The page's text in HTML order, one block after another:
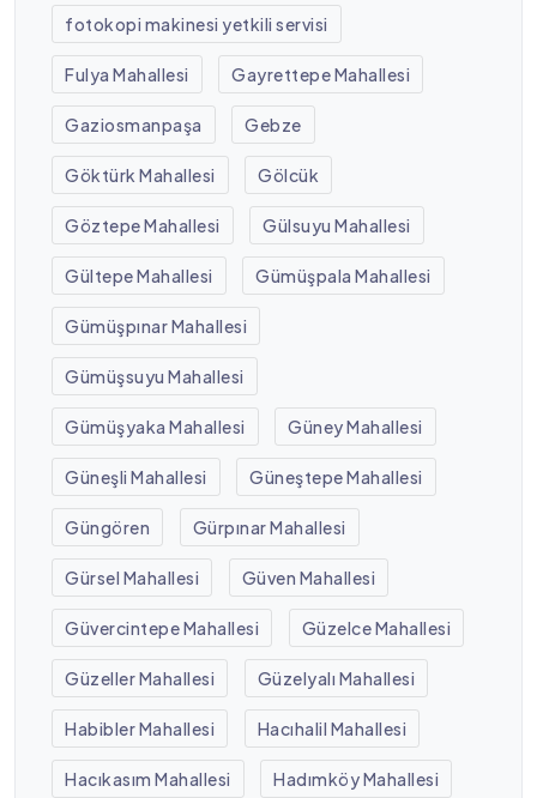
fotokopi makinesi yetkili servisi
Fulya Mahallesi Gayrettepe Mahallesi
Gaziosmanpaşa Gebze
Göktürk Mahallesi Gölcük
Göztepe Mahallesi Gülsuyu Mahallesi
Gültepe Mahallesi Gümüşpala Mahallesi
Gümüşpınar Mahallesi
Gümüşsuyu Mahallesi
Gümüşyaka Mahallesi Güney Mahallesi
Güneşli Mahallesi Güneştepe Mahallesi
Güngören Gürpınar Mahallesi
Gürsel Mahallesi Güven Mahallesi
Güvercintepe Mahallesi Güzelce Mahallesi
Güzeller Mahallesi Güzelyalı Mahallesi
Habibler Mahallesi Hacıhalil Mahallesi
Hacıkasım Mahallesi Hadımköy Mahallesi